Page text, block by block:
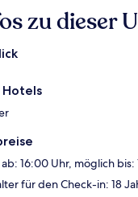
zu dieser
16:00 Uhr, möglich bis:
für den Check-in: 18